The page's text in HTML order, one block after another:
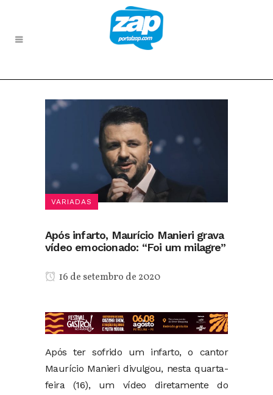
VARIADAS
Após infarto, Maurício Manieri grava
vídeo emocionado: “Foi um milagre”
16 de setembro de 2020
Após ter sofrido um infarto, o cantor
Maurício Manieri divulgou, nesta quarta-
feira (16), um vídeo diretamente do